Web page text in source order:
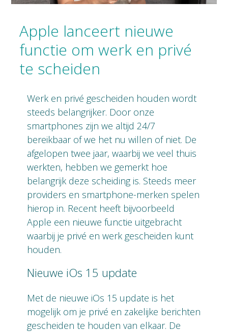
Apple lanceert nieuwe
functie om werk en privé
te scheiden
Werk en privé gescheiden houden wordt
steeds belangrijker. Door onze
smartphones zijn we altijd 24/7
bereikbaar of we het nu willen of niet. De
afgelopen twee jaar, waarbij we veel thuis
werkten, hebben we gemerkt hoe
belangrijk deze scheiding is. Steeds meer
providers en smartphone-merken spelen
hierop in. Recent heeft bijvoorbeeld
Apple een nieuwe functie uitgebracht
waarbij je privé en werk gescheiden kunt
houden.
Nieuwe iOs 15 update
Met de nieuwe iOs 15 update is het
mogelijk om je privé en zakelijke berichten
gescheiden te houden van elkaar. De